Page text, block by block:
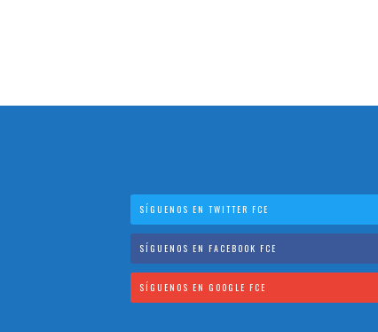
SÍGUENOS EN TWITTER FCE
SÍGUENOS EN FACEBOOK FCE
SÍGUENOS EN GOOGLE FCE